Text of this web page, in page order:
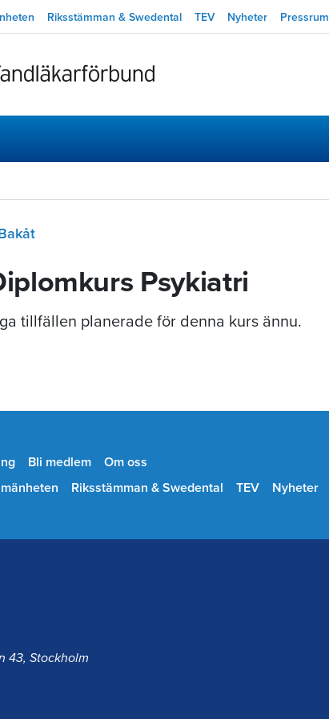
Riksstämman & Swedental TEV Nyheter Pressrum
Psykiatri
tillfällen planerade för denna kurs ännu.
Bli medlem
Om oss
Riksstämman & Swedental TEV Nyheter
43, Stockholm